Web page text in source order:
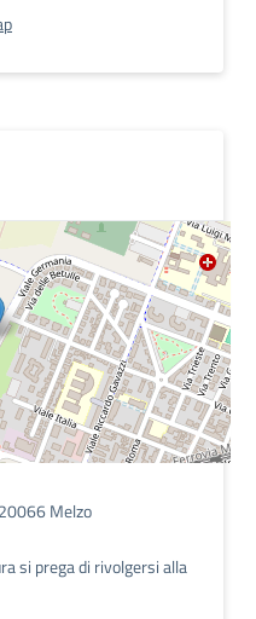
Melzo
si prega di rivolgersi alla